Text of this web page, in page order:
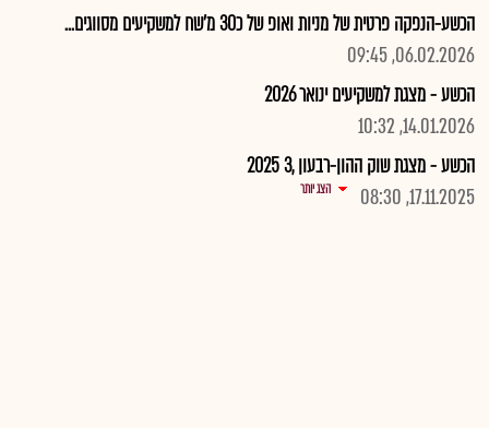
הכשע-הנפקה פרטית של מניות ואופ של כ30 מ'שח למשקיעים מסווגים...
06.02.2026, 09:45
הכשע - מצגת למשקיעים ינואר 2026
14.01.2026, 10:32
הכשע - מצגת שוק ההון-רבעון ,3 2025
17.11.2025, 08:30
הצג יותר